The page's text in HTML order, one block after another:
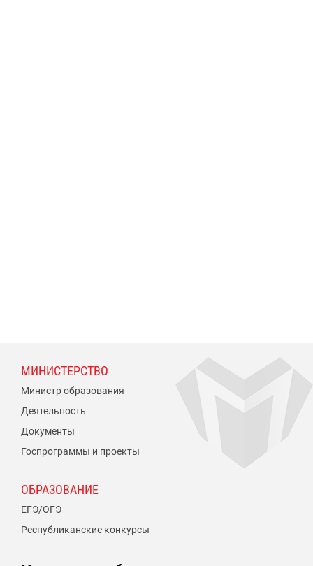
МИНИСТЕРСТВО
Министр образования
Деятельность
Документы
Госпрограммы и проекты
ОБРАЗОВАНИЕ
ЕГЭ/ОГЭ
Республиканские конкурсы